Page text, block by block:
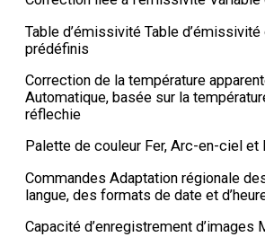
Table d’émissivité Table
prédéfinis
Correction de la température
Automatique, basée sur la
réflechie
Palette de couleur Fer, Arc-en-ciel et
Commandes Adaptation régionale
langue, des formats de date et
Capacité d’enregistrement d’images